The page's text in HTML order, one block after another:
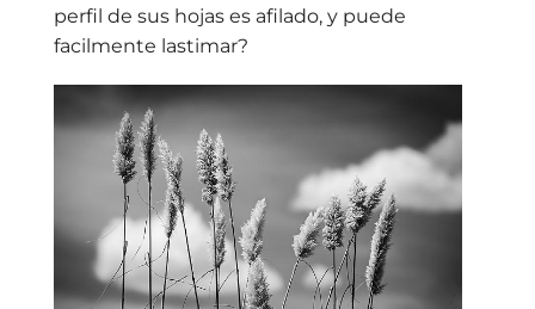
perfil de sus hojas es afilado, y puede
facilmente lastimar?